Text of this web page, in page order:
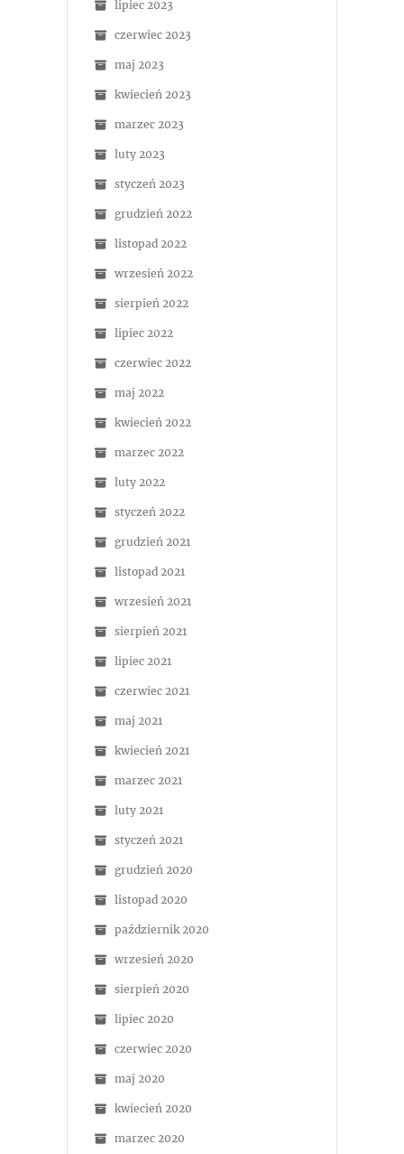
lipiec 2023
czerwiec 2023
maj 2023
kwiecień 2023
marzec 2023
luty 2023
styczeń 2023
grudzień 2022
listopad 2022
wrzesień 2022
sierpień 2022
lipiec 2022
czerwiec 2022
maj 2022
kwiecień 2022
marzec 2022
luty 2022
styczeń 2022
grudzień 2021
listopad 2021
wrzesień 2021
sierpień 2021
lipiec 2021
czerwiec 2021
maj 2021
kwiecień 2021
marzec 2021
luty 2021
styczeń 2021
grudzień 2020
listopad 2020
październik 2020
wrzesień 2020
sierpień 2020
lipiec 2020
czerwiec 2020
maj 2020
kwiecień 2020
marzec 2020